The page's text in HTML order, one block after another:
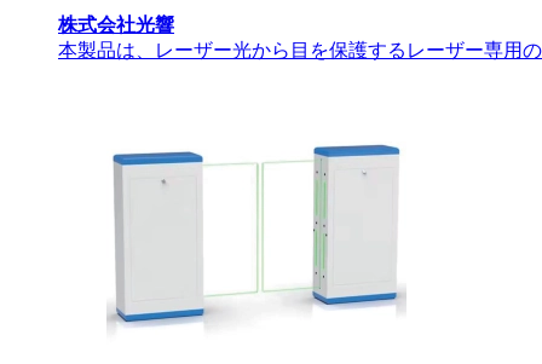
株式会社光響
本製品は、レーザー光から目を保護するレーザー専用